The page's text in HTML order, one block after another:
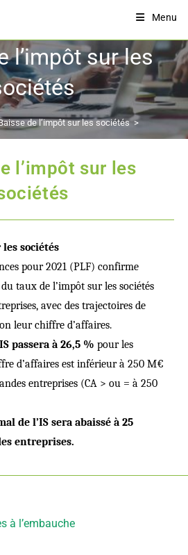
Menu
l’impôt sur les
de l’impôt sur les sociétés >
l’impôt sur les
sociétés
pour 2021 (PLF) confirme
taux de l’impôt sur les sociétés
avec des trajectoires de
leur chiffre d’affaires.
passera à 26,5 % pour les
d’affaires est inférieur à 250 M€
entreprises (CA > ou = à 250
de l’IS sera abaissé à 25
entreprises.
à l’embauche